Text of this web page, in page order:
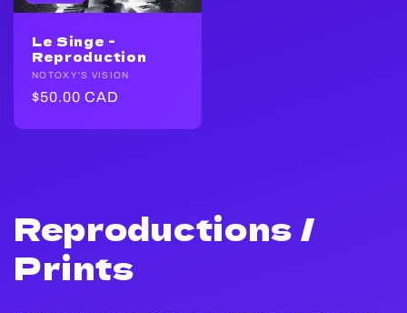
Le Singe -
Reproduction
Fournisseur :
NOTOXY'S VISION
Prix
$50.00 CAD
C
o
Reproductions /
Prints